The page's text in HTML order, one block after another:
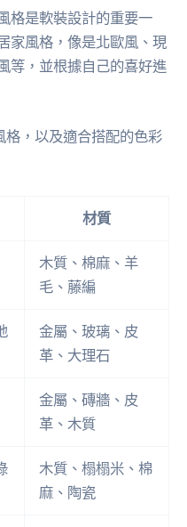
格是軟裝設計的重要一
家風格，像是北歐風、現
等，並根據自己的喜好進
，以及適合搭配的色彩
材質
木質、棉麻、羊
毛、藤編
金屬、玻璃、皮
革、大理石
金屬、磚牆、皮
革、木質
木質、榻榻米、棉
麻、陶瓷